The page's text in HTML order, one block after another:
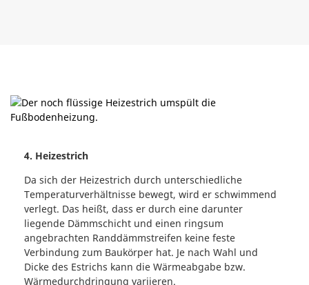
4. Heizestrich
Da sich der Heizestrich durch unterschiedliche
Temperaturverhältnisse bewegt, wird er schwimmend
verlegt. Das heißt, dass er durch eine darunter
liegende Dämmschicht und einen ringsum
angebrachten Randdämmstreifen keine feste
Verbindung zum Baukörper hat. Je nach Wahl und
Dicke des Estrichs kann die Wärmeabgabe bzw.
Wärmedurchdringung variieren.